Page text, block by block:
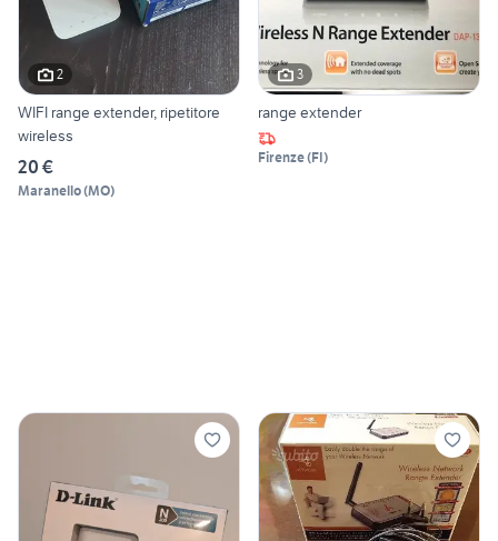
2
WIFI range extender, ripetitore
wireless
20 €
Maranello(MO)
3
range extender
Firenze(FI)